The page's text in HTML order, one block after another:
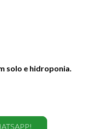
solo e hidroponia.